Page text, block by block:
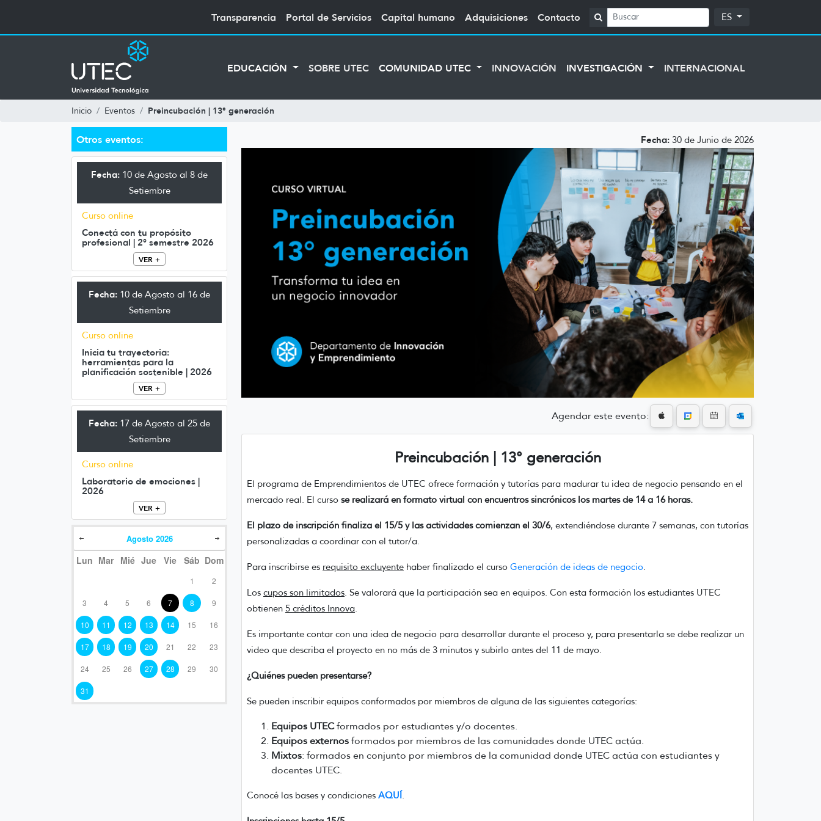
Transparencia Portal de Servicios Capital humano Adquisiciones Contacto ES
EDUCACIÓN SOBRE UTEC COMUNIDAD UTEC INNOVACIÓN INVESTIGACIÓN INTERNACIONAL
Inicio Eventos Preincubación | 13° generación
Otros eventos:
Fecha: 10 de Agosto al 8 de
Setiembre
Curso online
Conectá con tu propósito
profesional | 2° semestre 2026
VER +
Fecha: 10 de Agosto al 16 de
Setiembre
Curso online
Inicia tu trayectoria:
herramientas para la
planificación sostenible | 2026
VER +
Fecha: 17 de Agosto al 25 de
Setiembre
Curso online
Laboratorio de emociones |
2026
VER +
Agosto 2026
Lun Mar Mié Jue Vie Sáb Dom
1 2
3 4 5 6 7 8 9
10 11 12 13 14 15 16
17 18 19 20 21 22 23
24 25 26 27 28 29 30
31
Fecha: 30 de Junio de 2026
Agendar este evento:
Preincubación | 13° generación
El programa de Emprendimientos de UTEC ofrece formación y tutorías para madurar tu idea de negocio pensando en el
mercado real. El curso se realizará en formato virtual con encuentros sincrónicos los martes de 14 a 16 horas.
El plazo de inscripción finaliza el 15/5 y las actividades comienzan el 30/6, extendiéndose durante 7 semanas, con tutorías
personalizadas a coordinar con el tutor/a.
Para inscribirse es requisito excluyente haber finalizado el curso Generación de ideas de negocio.
Los cupos son limitados. Se valorará que la participación sea en equipos. Con esta formación los estudiantes UTEC
obtienen 5 créditos Innova.
Es importante contar con una idea de negocio para desarrollar durante el proceso y, para presentarla se debe realizar un
video que describa el proyecto en no más de 3 minutos y subirlo antes del 11 de mayo.
¿Quiénes pueden presentarse?
Se pueden inscribir equipos conformados por miembros de alguna de las siguientes categorías:
Equipos UTECformados por estudiantes y/o docentes.
Equipos externos formados por miembros de las comunidades donde UTEC actúa.
Mixtos: formados en conjunto por miembros de la comunidad donde UTEC actúa con estudiantes y
docentes UTEC.
Conocé las bases y condiciones AQUÍ .